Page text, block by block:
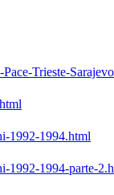
Trieste-
1992-1994.html
1992-1994-parte-